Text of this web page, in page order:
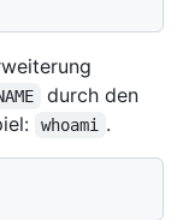
durch den
whoami .